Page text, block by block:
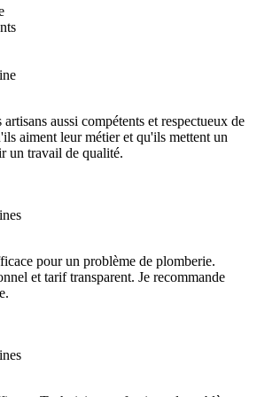
aussi compétents et respectueux de
aiment leur métier et qu'ils mettent un
un travail de qualité.
pour un problème de plomberie.
et tarif transparent. Je recommande